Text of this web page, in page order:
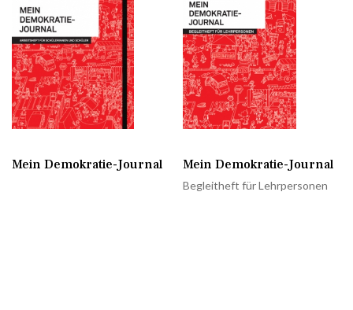
Mein Demokratie-Journal Mein Demokratie-Journal
Begleitheft für Lehrpersonen